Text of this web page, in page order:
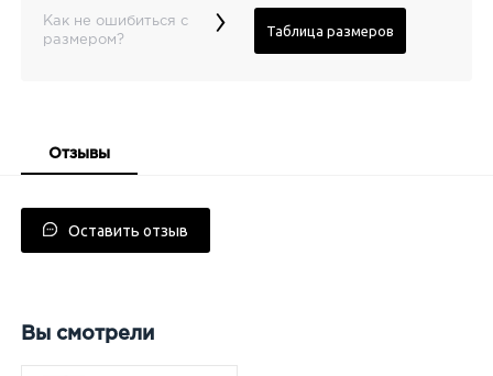
Как не ошибиться с
размером?
› Таблица размеров
Отзывы
Оставить отзыв
Вы смотрели